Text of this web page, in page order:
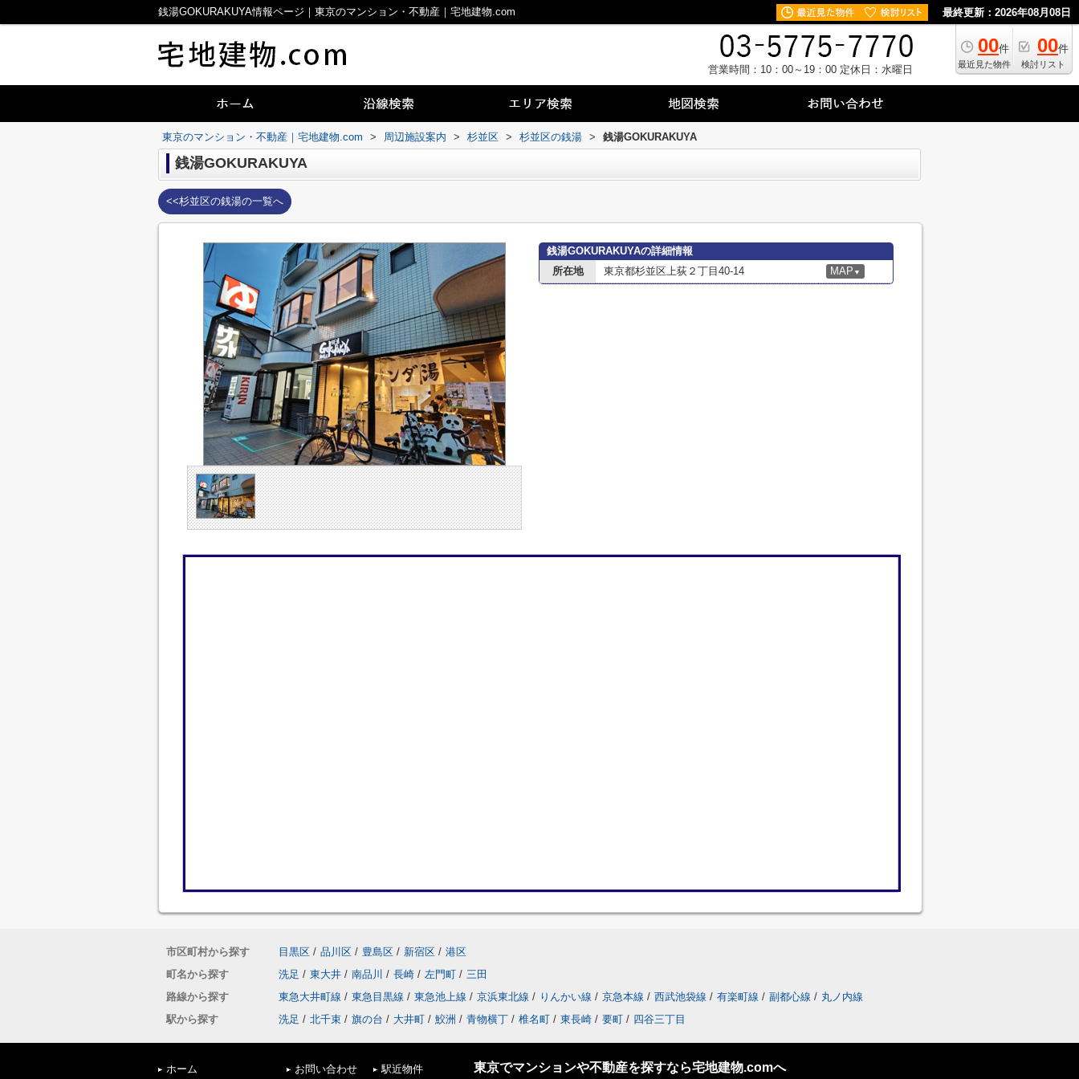
銭湯GOKURAKUYA情報ページ｜東京のマンション・不動産｜宅地建物.com 最終更新：2026年08月08日
00件
最近見た物件
00件
検討リスト
営業時間：10：00～19：00 定休日：水曜日
東京のマンション・不動産｜宅地建物.com > 周辺施設案内 > 杉並区 > 杉並区の銭湯 > 銭湯GOKURAKUYA
銭湯GOKURAKUYA
<<杉並区の銭湯の一覧へ
銭湯GOKURAKUYAの詳細情報
所在地
東京都杉並区上荻２丁目40-14 MAP ▼
市区町村から探す 目黒区 / 品川区 / 豊島区 / 新宿区 / 港区
町名から探す
洗足 / 東大井 / 南品川 / 長崎 / 左門町 / 三田
路線から探す
東急大井町線 / 東急目黒線 / 東急池上線 / 京浜東北線 / りんかい線 / 京急本線 / 西武池袋線 / 有楽町線 / 副都心線 / 丸ノ内線
駅から探す
洗足 / 北千束 / 旗の台 / 大井町 / 鮫洲 / 青物横丁 / 椎名町 / 東長崎 / 要町 / 四谷三丁目
ホーム お問い合わせ 駅近物件 東京でマンションや不動産を探すなら宅地建物.comへ